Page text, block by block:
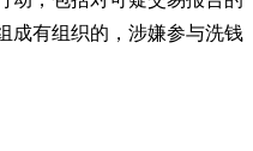
成有组织的，涉嫌参与洗钱